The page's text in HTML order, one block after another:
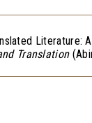
Literature:
Translation